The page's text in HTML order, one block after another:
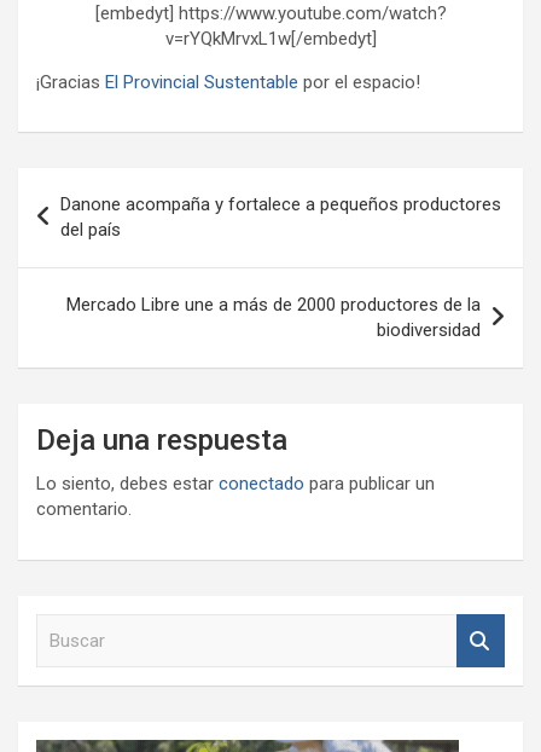
[embedyt] https://www.youtube.com/watch?
v=rYQkMrvxL1w[/embedyt]
¡Gracias El Provincial Sustentable por el espacio!
de
entradas
Danone acompaña y fortalece a pequeños productores
del país
Mercado Libre une a más de 2000 productores de la
biodiversidad
Deja una respuesta
Lo siento, debes estar conectado para publicar un
comentario.